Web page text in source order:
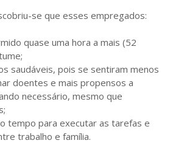
se que esses empregados:
quase uma hora a mais (52
saudáveis, pois se sentiram menos
doentes e mais propensos a
necessário, mesmo que
tempo para executar as tarefas e
trabalho e família.